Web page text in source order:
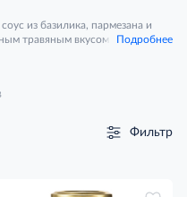
из базилика, пармезана и
травяным вкусом с нотками
Подробнее
Фильтр